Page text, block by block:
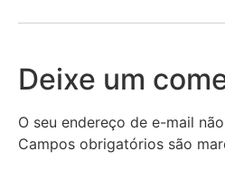
Deixe um
O seu endereço de e-mail
Campos obrigatórios são